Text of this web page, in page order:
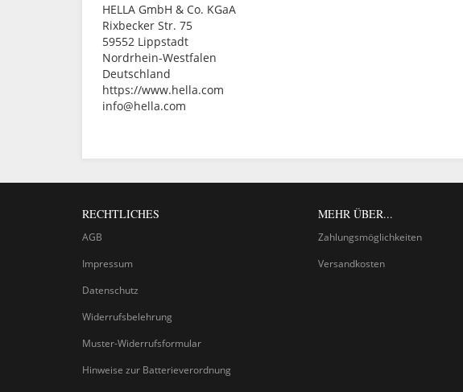
HELLA GmbH & Co. KGaA
Rixbecker Str. 75
59552 Lippstadt
Nordrhein-Westfalen
Deutschland
https://www.hella.com
info@hella.com
RECHTLICHES
AGB
Impressum
Datenschutz
Widerrufsbelehrung
Muster-Widerrufsformular
Hinweise zur Batterieverordnung
MEHR ÜBER...
Zahlungsmöglichkeiten
Versandkosten